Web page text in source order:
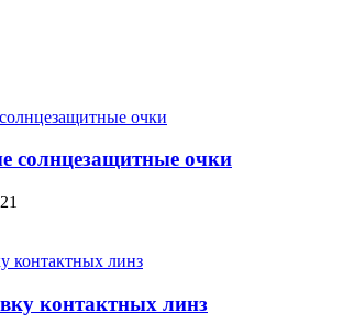
солнцезащитные очки
контактных линз